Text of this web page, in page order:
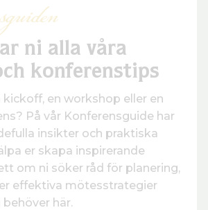
ni alla våra
konferenstips
kickoff, en workshop eller en
På vår Konferensguide har
insikter och praktiska
er skapa inspirerande
om ni söker råd för planering,
effektiva mötesstrategier
här.